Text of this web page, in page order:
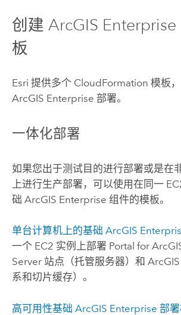
创建 ArcGIS Enterprise
板
Esri 提供多个 CloudFormation 模板
ArcGIS Enterprise 部署。
一体化部署
如果您出于测试目的进行部署或是在
上进行生产部署，可以使用在同一
础 ArcGIS Enterprise 组件的模板。
单台计算机上的基础 ArcGIS
一个 EC2 实例上部署 Portal for
Server站点（托管服务器）和
系和切片缓存）。
高可用性基础 ArcGIS Enterprise 部